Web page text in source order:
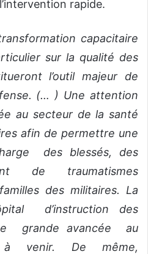
rapide.
capacitaire
sur la qualité des
l’outil majeur de
(… ) Une attention
au secteur de la santé
afin de permettre une
des blessés, des
de traumatismes
des militaires. La
d’instruction des
grande avancée au
venir. De même,